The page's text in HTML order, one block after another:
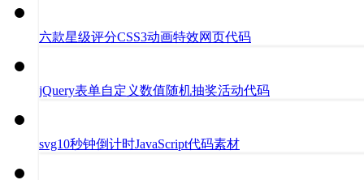
六款星级评分CSS3动画特效网页代码
jQuery表单自定义数值随机抽奖活动代码
svg10秒钟倒计时JavaScript代码素材